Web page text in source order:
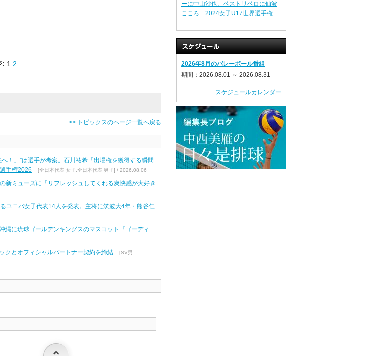
: 1 2
>> トピックスのページ一覧へ戻る
！」”は選手が考案。石川祐希「出場権を獲得する瞬間
手権2026
[全日本代表 女子,全日本代表 男子] / 2026.08.06
新ミューズに「リフレッシュしてくれる爽快感が大好き
ユニバ女子代表14人を発表。主将に筑波大4年・熊谷仁
に琉球ゴールデンキングスのマスコット『ゴーディ
クとオフィシャルパートナー契約を締結 [SV男
ーに中山沙也、ベストリベロに仙波
こころ 2024女子U17世界選手権
2026年8月のバレーボール番組
期間：2026.08.01 ～ 2026.08.31
スケジュールカレンダー